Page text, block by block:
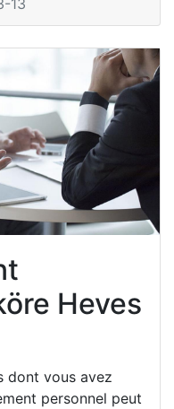
Heves
dont vous avez
personnel peut